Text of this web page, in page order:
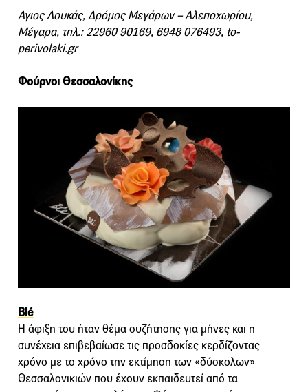
Αγιος Λουκάς, Δρόμος Μεγάρων – Αλεποχωρίου,
Μέγαρα, τηλ.: 22960 90169, 6948 076493, to-
perivolaki.gr
Φούρνοι Θεσσαλονίκης
Blé
Η άφιξη του ήταν θέμα συζήτησης για μήνες και η
συνέχεια επιβεβαίωσε τις προσδοκίες κερδίζοντας
χρόνο με το χρόνο την εκτίμηση των «δύσκολων»
Θεσσαλονικιών που έχουν εκπαιδευτεί από τα